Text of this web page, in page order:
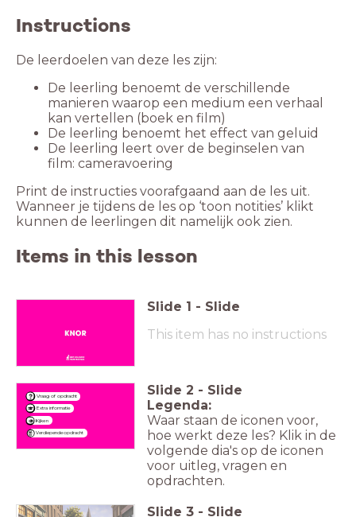
Instructions
De leerdoelen van deze les zijn:
De leerling benoemt de verschillende
manieren waarop een medium een verhaal
kan vertellen (boek en film)
De leerling benoemt het effect van geluid
De leerling leert over de beginselen van
film: cameravoering
Print de instructies voorafgaand aan de les uit.
Wanneer je tijdens de les op ‘toon notities’ klikt
kunnen de leerlingen dit namelijk ook zien.
Items in this lesson
Slide 1 - Slide
This item has no instructions
Vraag of opdracht
Extra informatie
Verdiepende opdracht
Kijken
Slide 2 - Slide
Legenda:
Waar staan de iconen voor,
hoe werkt deze les? Klik in de
volgende dia's op de iconen
voor uitleg, vragen en
opdrachten.
Slide 3 - Slide